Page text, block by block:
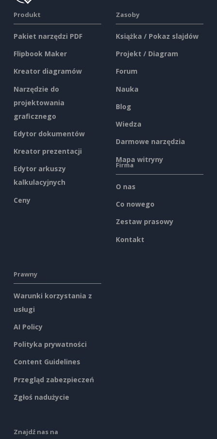
Produkt
Pakiet narzędzi PDF
Flipbook Maker
Kreator diagramów
Narzędzie do
projektowania
graficznego
Edytor dokumentów
Kreator prezentacji
Edytor arkuszy
kalkulacyjnych
Ceny
Zasoby
Książka / Pokaz slajdów
Projekt / Diagram
Forum
Nauka
Blog
Wiedza
Darmowe narzędzia
Mapa witryny
Firma
O nas
Co nowego
Zestaw prasowy
Kontakt
Prawny
Warunki korzystania z
usługi
AI Policy
Polityka prywatności
Content Guidelines
Przegląd zabezpieczeń
Zgłoś nadużycie
Znajdź nas na